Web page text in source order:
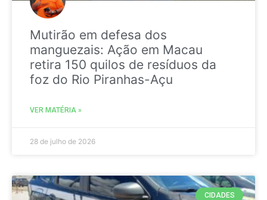
Mutirão em defesa dos
manguezais: Ação em Macau
retira 150 quilos de resíduos da
foz do Rio Piranhas-Açu
VER MATÉRIA »
28 de julho de 2026
CIDADES